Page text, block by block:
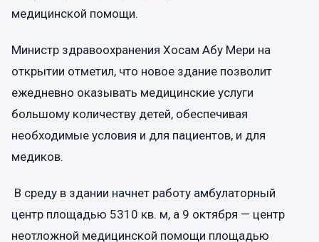
медицинской помощи.
Министр здравоохранения Хосам Абу Мери на
открытии отметил, что новое здание позволит
ежедневно оказывать медицинские услуги
большому количеству детей, обеспечивая
необходимые условия и для пациентов, и для
медиков.
В среду в здании начнет работу амбулаторный
центр площадью 5310 кв. м, а 9 октября — центр
неотложной медицинской помощи площадью